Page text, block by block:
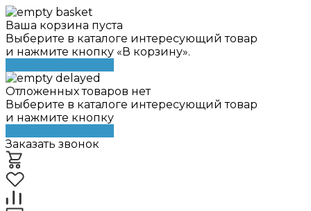
Ваша корзина пуста
Выберите в каталоге интересующий товар
и нажмите кнопку «В корзину».
Отложенных товаров нет
Выберите в каталоге интересующий товар
и нажмите кнопку
Заказать звонок